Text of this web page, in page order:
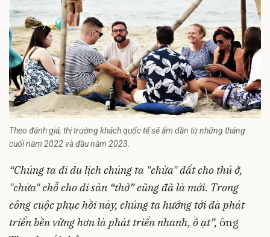
Theo đánh giá, thị trường khách quốc tế sẽ ấm dần từ những tháng
cuối năm 2022 và đầu năm 2023.
“Chúng ta đi du lịch chúng ta "chừa" đất cho thú ở,
"chừa" chỗ cho di sản “thở” cũng đã là mới. Trong
công cuộc phục hồi này, chúng ta hướng tới đà phát
triển bền vững hơn là phát triển nhanh, ồ ạt”, ông